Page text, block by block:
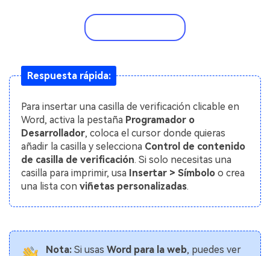
Publicación
Freelancer
Explorar todas las características
Videos tutoriales
PDFelement para Android
Explorar más
Plantillas de PDF gratuitas
Edita y personaliza plantillas gratuitas.
Descuento educativo
Respuesta rápida:
Para insertar una casilla de verificación clicable en
Word, activa la pestaña Programador o
Desarrollador, coloca el cursor donde quieras
añadir la casilla y selecciona Control de contenido
de casilla de verificación. Si solo necesitas una
casilla para imprimir, usa Insertar > Símbolo o crea
una lista conviñetas personalizadas.
Nota:Si usas Word para la web, puedes ver